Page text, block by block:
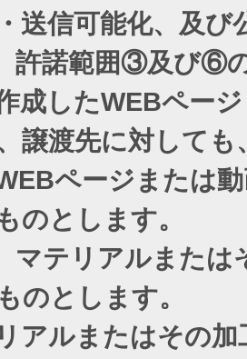
送信可能化、及
諾範囲③及び⑥の
成したWEBペー
譲渡先に対して
ページまたは
のとします。
テリアルまたは
のとします。
ルまたはその加